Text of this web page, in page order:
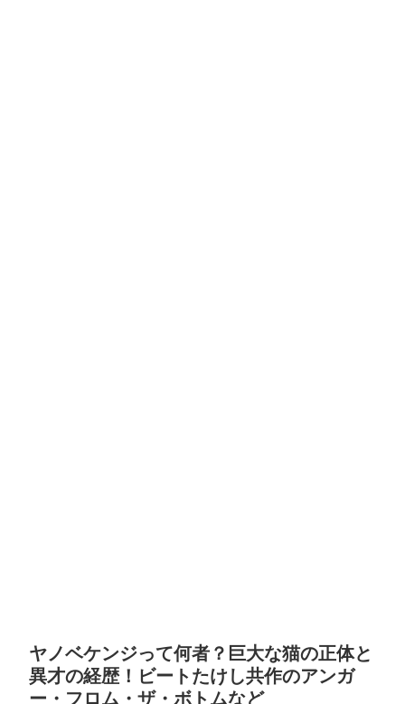
ヤノベケンジって何者？巨大な猫の正体と
異才の経歴！ビートたけし共作のアンガ
ー・フロム・ザ・ボトムなど